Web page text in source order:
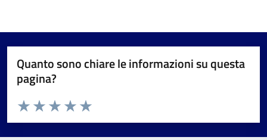
Quanto sono chiare le informazioni su questa
pagina?
Valuta da 1 a 5 stelle la pagina
Valuta 5 stelle su 5
Valuta 4 stelle su 5
Valuta 3 stelle su 5
Valuta 2 stelle su 5
Valuta 1 stelle su 5